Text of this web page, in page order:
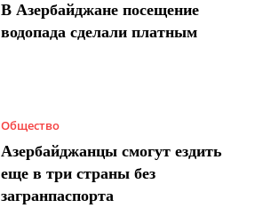
В Азербайджане посещение
водопада сделали платным
Общество
Азербайджанцы смогут ездить
еще в три страны без
загранпаспорта